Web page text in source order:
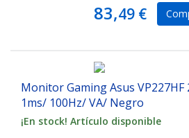
83,49 €
Monitor Gaming Asus VP227HF
1ms/ 100Hz/ VA/ Negro
¡En stock! Artículo disponible